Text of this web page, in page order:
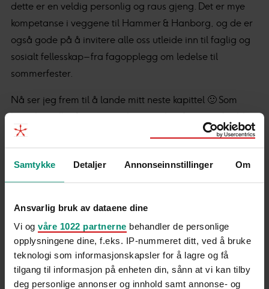
Samtykke Detaljer Annonseinnstillinger Om
Ansvarlig bruk av dataene dine
Vi og våre 1022 partnerne behandler de personlige
opplysningene dine, f.eks. IP-nummeret ditt, ved å bruke
teknologi som informasjonskapsler for å lagre og få
tilgang til informasjon på enheten din, sånn at vi kan tilby
deg personlige annonser og innhold samt annonse- og
dette er en veldig personlig og raus gjeng. Det er mye
kompetanse i veggene til Hammer & Hanborg, og de er
også gode på å invitere alle oss utleide inn til faglig og
sosialt fellesskap – fra fagopplegg om ledelse til
sommerfester.
Nå ser jeg frem til å lande mitt neste kapittel 🙂 Som
konsulent eller fast ansatt, hvor jeg kan fortsette å jobbe
kreativt med historiefortelling og å skape
ekstraordinære møteplasser.
Relaterte innlegg